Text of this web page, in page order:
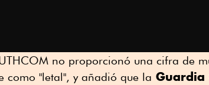
no proporcionó una cifra de
como "letal", y añadió que la Guardia